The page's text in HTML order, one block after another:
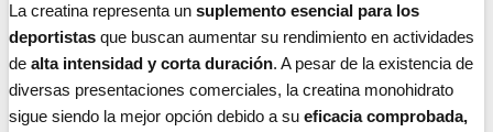
La creatina representa un suplemento esencial para los
deportistas que buscan aumentar su rendimiento en actividades
de alta intensidad y corta duración. A pesar de la existencia de
diversas presentaciones comerciales, la creatina monohidrato
sigue siendo la mejor opción debido a su eficacia comprobada,